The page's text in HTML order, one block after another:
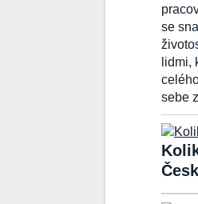
se
lidmi,
sebe